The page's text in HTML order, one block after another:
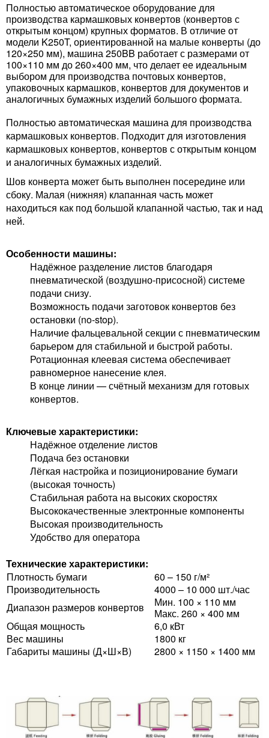
Полностью автоматическое оборудование для
производства кармашковых конвертов (конвертов с
открытым концом) крупных форматов. В отличие от
модели K250T, ориентированной на малые конверты (до
120×250 мм), машина 250BB работает с размерами от
100×110 мм до 260×400 мм, что делает ее идеальным
выбором для производства почтовых конвертов,
упаковочных кармашков, конвертов для документов и
аналогичных бумажных изделий большого формата.
Полностью автоматическая машина для производства
кармашковых конвертов. Подходит для изготовления
кармашковых конвертов, конвертов с открытым концом
и аналогичных бумажных изделий.
Шов конверта может быть выполнен посередине или
сбоку. Малая (нижняя) клапанная часть может
находиться как под большой клапанной частью, так и над
ней.
Особенности машины:
Надёжное разделение листов благодаря
пневматической (воздушно-присосной) системе
подачи снизу.
Возможность подачи заготовок конвертов без
остановки (no-stop).
Наличие фальцевальной секции с пневматическим
барьером для стабильной и быстрой работы.
Ротационная клеевая система обеспечивает
равномерное нанесение клея.
В конце линии — счётный механизм для готовых
конвертов.
Ключевые характеристики:
Надёжное отделение листов
Подача без остановки
Лёгкая настройка и позиционирование бумаги
(высокая точность)
Стабильная работа на высоких скоростях
Высококачественные электронные компоненты
Высокая производительность
Удобство для оператора
Технические характеристики:
Плотность бумаги
60 – 150 г/м²
Производительность
4000 – 10 000 шт./час
Диапазон размеров конвертов
Мин. 100 × 110 мм
Макс. 260 × 400 мм
Общая мощность
6,0 кВт
Вес машины
1800 кг
Габариты машины (Д×Ш×В)
2800 × 1150 × 1400 мм